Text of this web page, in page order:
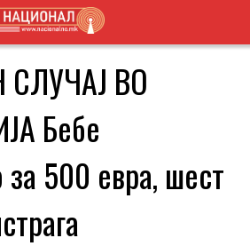
ВО
Бебе
500 евра, шест